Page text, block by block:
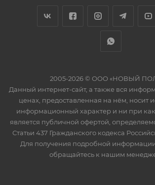
2005-2026 © ООО «НОВЫЙ
Данный интернет-сайт, а также вся
ценах, предоставленная на нём, носит
информационный характер и ни при
является публичной офертой,
Статьи 437 Гражданского кодекса
Для получения подробной
обращайтесь к нашим